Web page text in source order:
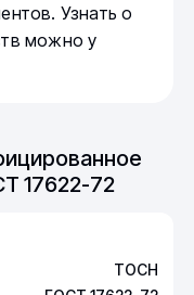
Узнать о
можно у
17622-72
ТОСН